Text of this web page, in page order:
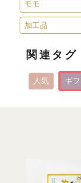
モモ
加工品
関連タグ
人気 ギフ